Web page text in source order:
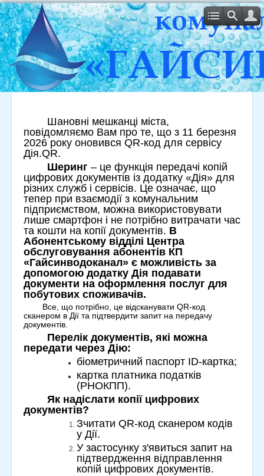
Оновлення QR-коду для сервісу
Дія.QR
Шановні мешканці міста,
повідомляємо Вам про те, що з 11 березня
2026 року оновився QR-код для сервісу
Дія.QR.
Шеринг – це функція передачі копій
цифрових документів із додатку «Дія» для
різних служб і сервісів. Це означає, що
тепер при взаємодії з комунальним
підприємством, можна використовувати
лише смартфон і не потрібно витрачати час
та кошти на копії документів. В
Абонентському відділі Центра
обслуговування абонентів КП
«Гайсинводоканал» є можливість за
допомогою додатку Дія подавати
документи на оформлення послуг для
побутових споживачів.
Все, що потрібно, це відсканувати QR-код
сканером в Дії та підтвердити запит на передачу
документів.
Перелік документів, які можна
передати через Дію:
біометричний паспорт ID-картка;
картка платника податків
(РНОКПП).
Як надіслати копії цифрових
документів?
Зчитати QR-код сканером кодів
у Дії.
У застосунку з'явиться запит на
підтвердження відправлення
копій цифрових документів.